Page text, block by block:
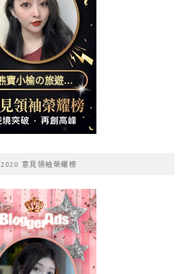
寶小榆の旅遊日
記
意見領袖榮耀榜